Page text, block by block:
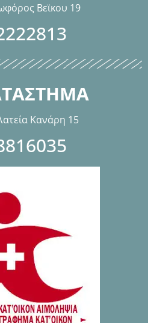
Βεϊκου 19
Κανάρη 15